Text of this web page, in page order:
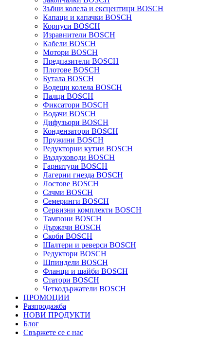
Зъбни колела и ексцентици BOSCH
Капаци и капачки BOSCH
Корпуси BOSCH
Изравнители BOSCH
Кабели BOSCH
Мотори BOSCH
Предпазители BOSCH
Плотове BOSCH
Бутала BOSCH
Водещи колела BOSCH
Палци BOSCH
Фиксатори BOSCH
Водачи BOSCH
Дифузьори BOSCH
Кондензатори BOSCH
Пружини BOSCH
Редукторни кутии BOSCH
Въздуховоди BOSCH
Гарнитури BOSCH
Лагерни гнезда BOSCH
Лостове BOSCH
Сачми BOSCH
Семеринги BOSCH
Сервизни комплекти BOSCH
Тампони BOSCH
Държачи BOSCH
Скоби BOSCH
Шалтери и реверси BOSCH
Редуктори BOSCH
Шпиндели BOSCH
Фланци и шайби BOSCH
Статори BOSCH
Четкодържатели BOSCH
ПРОМОЦИИ
Разпродажба
НОВИ ПРОДУКТИ
Блог
Свържете се с нас